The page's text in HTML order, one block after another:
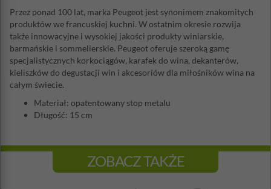
Przez ponad 100 lat, marka Peugeot jest synonimem znakomitych
produktów we francuskiej kuchni. W ostatnim okresie rozwija
także innowacyjne i wysokiej jakości produkty winiarskie,
barmańskie i sommelierskie. Peugeot oferuje szeroką gamę
specjalistycznych korkociągów, karafek do wina, dekanterów,
kieliszków do degustacji win i akcesoriów dla miłośników wina na
całym świecie.
Materiał: opatentowany stop metalu
Długość: 15 cm
ZOBACZ TAKŻE